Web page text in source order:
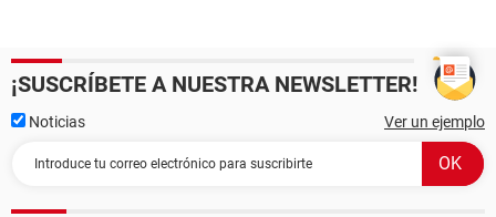
¡SUSCRÍBETE A NUESTRA NEWSLETTER!
Noticias Ver un ejemplo